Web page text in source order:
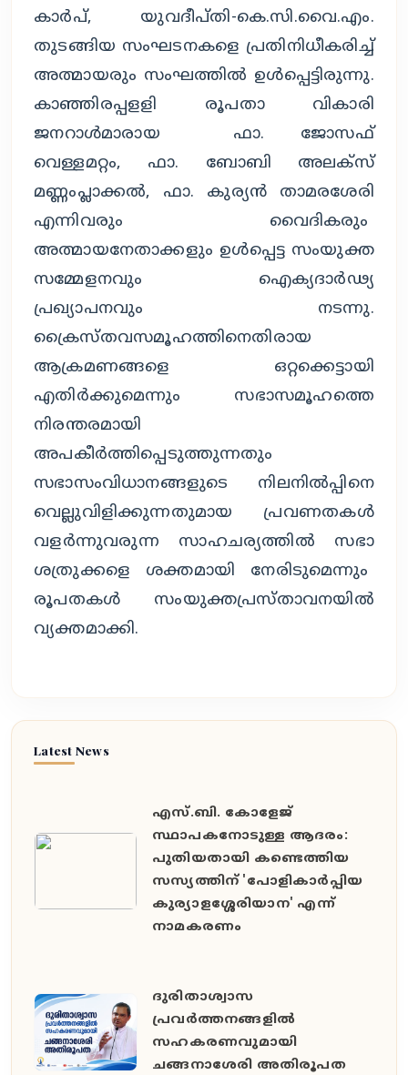
കാർപ്, യുവദീപ്തി-കെ.സി.വൈ.എം.
തുടങ്ങിയ സംഘടനകളെ പ്രതിനിധീകരിച്ച്
അത്മായരും സംഘത്തിൽ ഉൾപ്പെട്ടിരുന്നു.
കാഞ്ഞിരപ്പളളി രൂപതാ വികാരി
ജനറാൾമാരായ ഫാ. ജോസഫ്
വെള്ളമറ്റം, ഫാ. ബോബി അലക്സ്
മണ്ണംപ്ലാക്കൽ, ഫാ. കുര്യൻ താമരശേരി
എന്നിവരും വൈദികരും
അത്മായനേതാക്കളും ഉൾപ്പെട്ട സംയുക്ത
സമ്മേളനവും ഐക്യദാർഢ്യ
പ്രഖ്യാപനവും നടന്നു.
ക്രൈസ്തവസമൂഹത്തിനെതിരായ
ആക്രമണങ്ങളെ ഒറ്റക്കെട്ടായി
എതിർക്കുമെന്നും സഭാസമൂഹത്തെ
നിരന്തരമായി
അപകീർത്തിപ്പെടുത്തുന്നതും
സഭാസംവിധാനങ്ങളുടെ നിലനിൽപ്പിനെ
വെല്ലുവിളിക്കുന്നതുമായ പ്രവണതകൾ
വളർന്നുവരുന്ന സാഹചര്യത്തിൽ സഭാ
ശത്രുക്കളെ ശക്തമായി നേരിടുമെന്നും
രൂപതകൾ സംയുക്തപ്രസ്താവനയിൽ
വ്യക്തമാക്കി.
Latest News
എസ്.ബി. കോളേജ്
സ്ഥാപകനോടുള്ള ആദരം:
പുതിയതായി കണ്ടെത്തിയ
സസ്യത്തിന് 'പോളികാർപ്പിയ
കുര്യാളശ്ശേരിയാന' എന്ന്
നാമകരണം
ദുരിതാശ്വാസ
പ്രവർത്തനങ്ങളിൽ
സഹകരണവുമായി
ചങ്ങനാശേരി അതിരൂപത